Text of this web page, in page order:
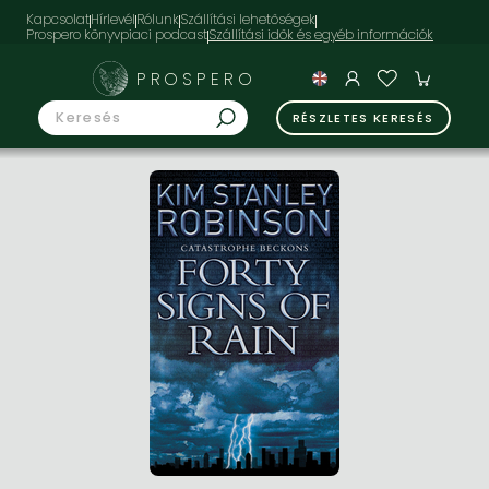
KapcsolatHírlevélRólunkSzállítási lehetőségek
Prospero könyvpiaci podcast
PROSPERO
RÉSZLETES KERESÉS